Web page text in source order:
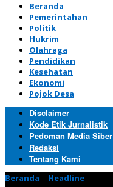
Beranda
Pemerintahan
Politik
Hukrim
Olahraga
Pendidikan
Kesehatan
Ekonomi
Pojok Desa
Disclaimer
Kode Etik Jurnalistik
Pedoman Media Siber
Redaksi
Tentang Kami
Beranda Headline